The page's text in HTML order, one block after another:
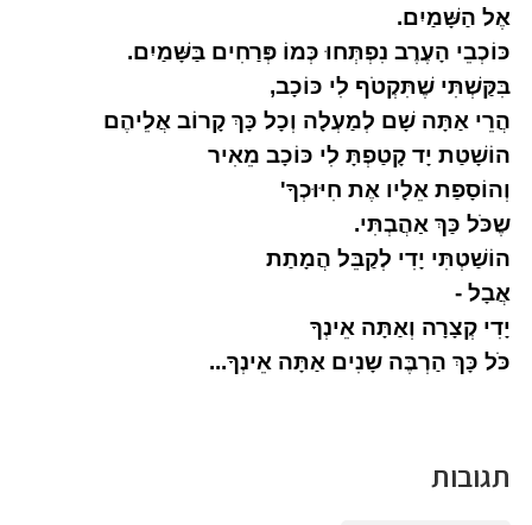
אֶל הַשָּׁמַיִם.
כּוֹכְבֵי הָעֶרֶב נִפְתְּחוּ כְּמוֹ פְּרַחִים בַּשָּׁמַיִם.
בִּקַּשְׁתִּי שֶׁתִּקְטֹף לִי כּוֹכָב,
הֲרֵי אַתָּה שָׁם לְמַעְלָה וְכָל כָּךְ קָרוֹב אֲלֵיהֶם
הוֹשָׁטַת יָד קָטַפְתָּ לִי כּוֹכָב מֵאִיר
וְהוֹסָפַת אֵלָיו אֶת חִיּוּכְךָ'
שֶכֹּל כַּךְ אַהֲבְתִּי.
הוֹשַׁטְתִּי יָדִי לְקַבֵּל הֲמָתַת
אֲבָל -
יָדִי קְצָרָה וְאַתָּה אֵינְךָ
כֹּל כָּךְ הַרְבֶּה שָנִים אַתָּה אֵינְךָ...
תגובות